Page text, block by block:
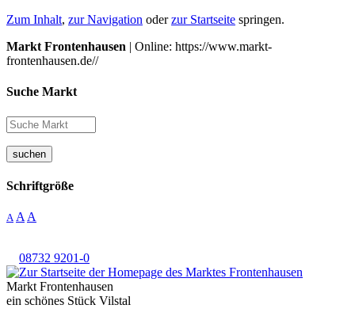
Zum Inhalt, zur Navigation oderzur Startseite springen.
Markt Frontenhausen | Online: https://www.markt-
frontenhausen.de//
Suche Markt
suchen
Schriftgröße
A A A
08732 9201-0
Markt Frontenhausen
ein schönes Stück Vilstal